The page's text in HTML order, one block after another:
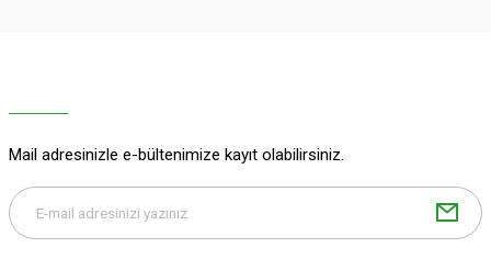
Bu ürüne benzer farklı alternatifler olmalı.
Mail adresinizle e-bültenimize kayıt olabilirsiniz.